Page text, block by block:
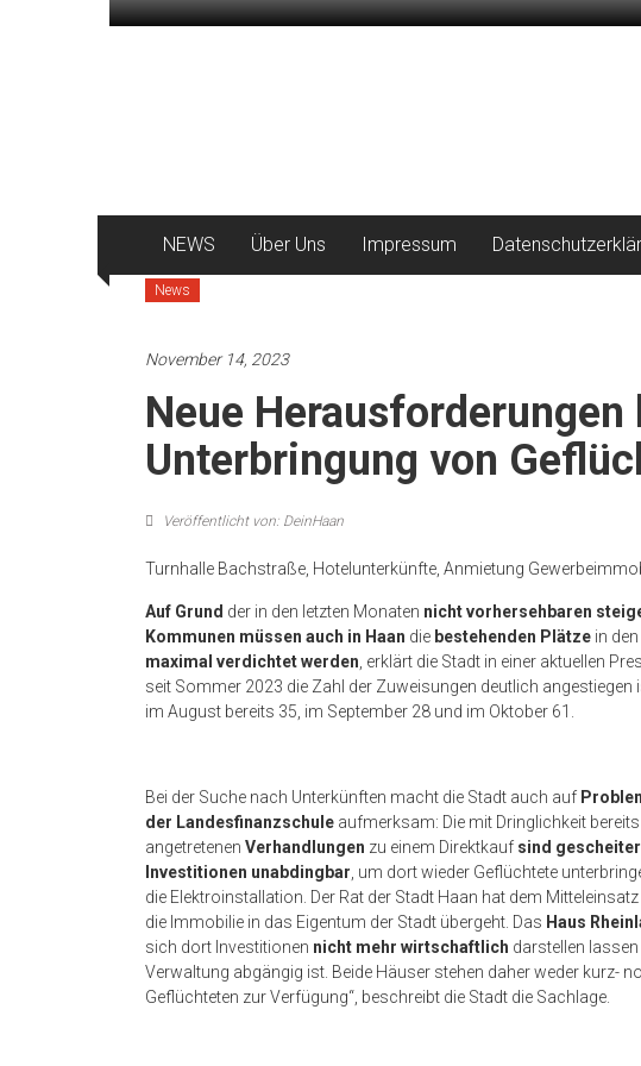
Zum
NEWS Über Uns Impressum
News
November 14, 2023
Neue Herausforderungen
Unterbringung von
Veröffentlicht von: DeinHaan
Turnhalle Bachstraße, Hotelunterkünfte, Anmietung
Auf Grund der in den letzten Monaten nicht vorhersehbaren
Kommunen müssen auch in Haan die bestehenden Plätze in
maximal verdichtet werden , erklärt die Stadt in einer aktuellen
seit Sommer 2023 die Zahl der Zuweisungen deutlich angestiegen
im August bereits 35, im September 28 und im Oktober 61.
Bei der Suche nach Unterkünften macht die Stadt auch auf
der Landesfinanzschule aufmerksam: Die mit Dringlichkeit
angetretenen Verhandlungen zu einem Direktkauf sind
Investitionen unabdingbar , um dort wieder Geflüchtete
die Elektroinstallation. Der Rat der Stadt Haan hat dem
die Immobilie in das Eigentum der Stadt übergeht. Das Haus
sich dort Investitionen nicht mehr wirtschaftlich darstellen
Verwaltung abgängig ist. Beide Häuser stehen daher weder kurz-
Geflüchteten zur Verfügung“, beschreibt die Stadt die Sachlage.